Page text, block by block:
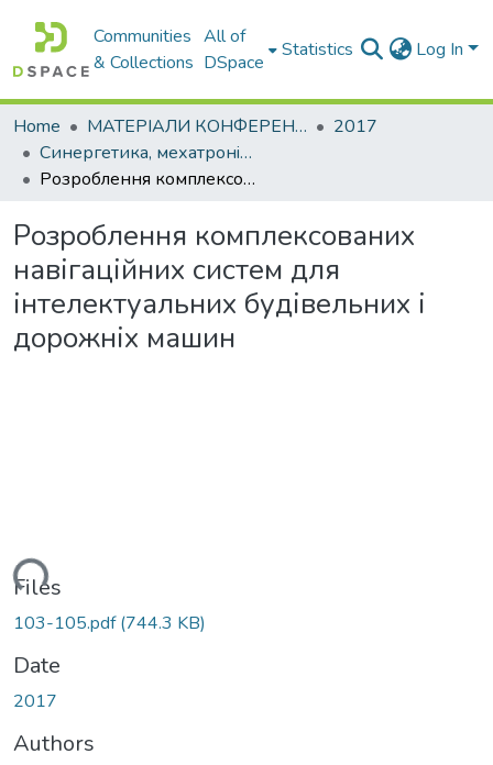
Communities
& Collections
All of
DSpace
Statistics Log In
Home МАТЕРІАЛИ КОНФЕРЕНЦІЙ
2017
Синергетика, мехатронiка, телематика дорожнiх машин i систем у навчальному процесi та науцi
Розроблення комплексованих навігаційних систем для інтелектуальних будівельних i дорожніх машин
Розроблення комплексованих
навігаційних систем для
інтелектуальних будівельних i
дорожніх машин
Files
103-105.pdf(744.3 KB)
Date
2017
Authors